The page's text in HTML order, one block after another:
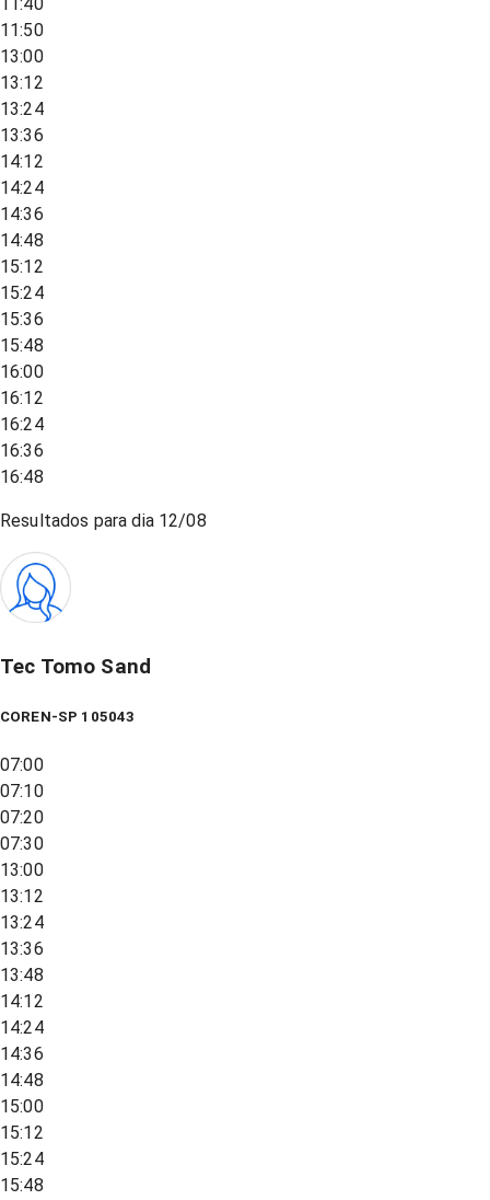
11:40
11:50
13:00
13:12
13:24
13:36
14:12
14:24
14:36
14:48
15:12
15:24
15:36
15:48
16:00
16:12
16:24
16:36
16:48
Resultados para dia 12/08
Tec Tomo Sand
COREN-SP 105043
07:00
07:10
07:20
07:30
13:00
13:12
13:24
13:36
13:48
14:12
14:24
14:36
14:48
15:00
15:12
15:24
15:48